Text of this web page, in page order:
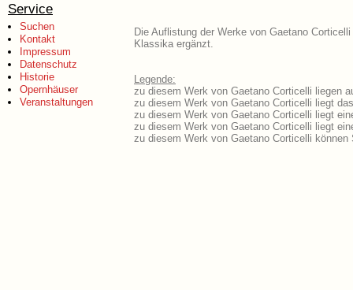
Service
Suchen
Kontakt
Impressum
Datenschutz
Historie
Opernhäuser
Veranstaltungen
Die Auflistung der Werke von Gaetano
Klassika ergänzt.
Legende:
zu diesem Werk von Gaetano Corticelli liegen
zu diesem Werk von Gaetano Corticelli liegt
zu diesem Werk von Gaetano Corticelli liegt
zu diesem Werk von Gaetano Corticelli liegt
zu diesem Werk von Gaetano Corticelli können